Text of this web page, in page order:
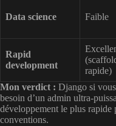
Data science Faible
Rapid
development
rapide)
Mon verdict : Django si
besoin d’un admin ultra-
développement le plus
conventions.